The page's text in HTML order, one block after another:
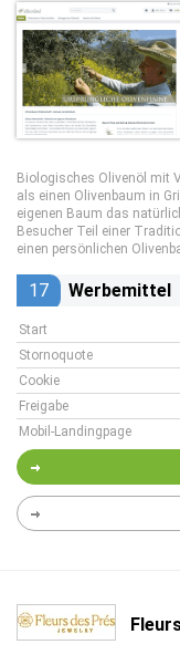
Biologisches Olivenöl mit
als einen Olivenbaum in
eigenen Baum das
Besucher Teil einer
einen persönlichen
17 Werbemittel
Start
Stornoquote
Cookie
Freigabe
Mobil-Landingpage